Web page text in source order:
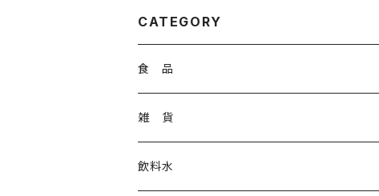
CATEGORY
食 品
お菓子
冷凍食品
雑 貨
アパレル
飲料水